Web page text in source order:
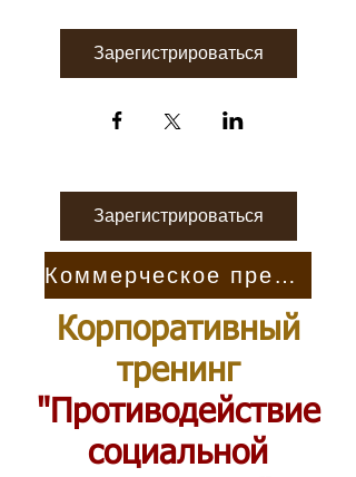
Зарегистрироваться
Зарегистрироваться
Коммерческое предложение
Корпоративный
тренинг
"Противодействие
социальной